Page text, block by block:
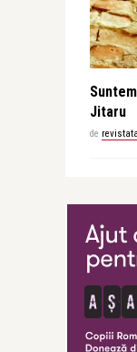
Jitaru
de